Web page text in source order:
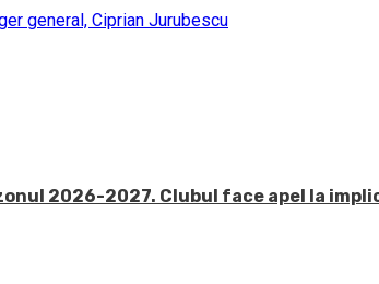
general, Ciprian Jurubescu
2026-2027. Clubul face apel la